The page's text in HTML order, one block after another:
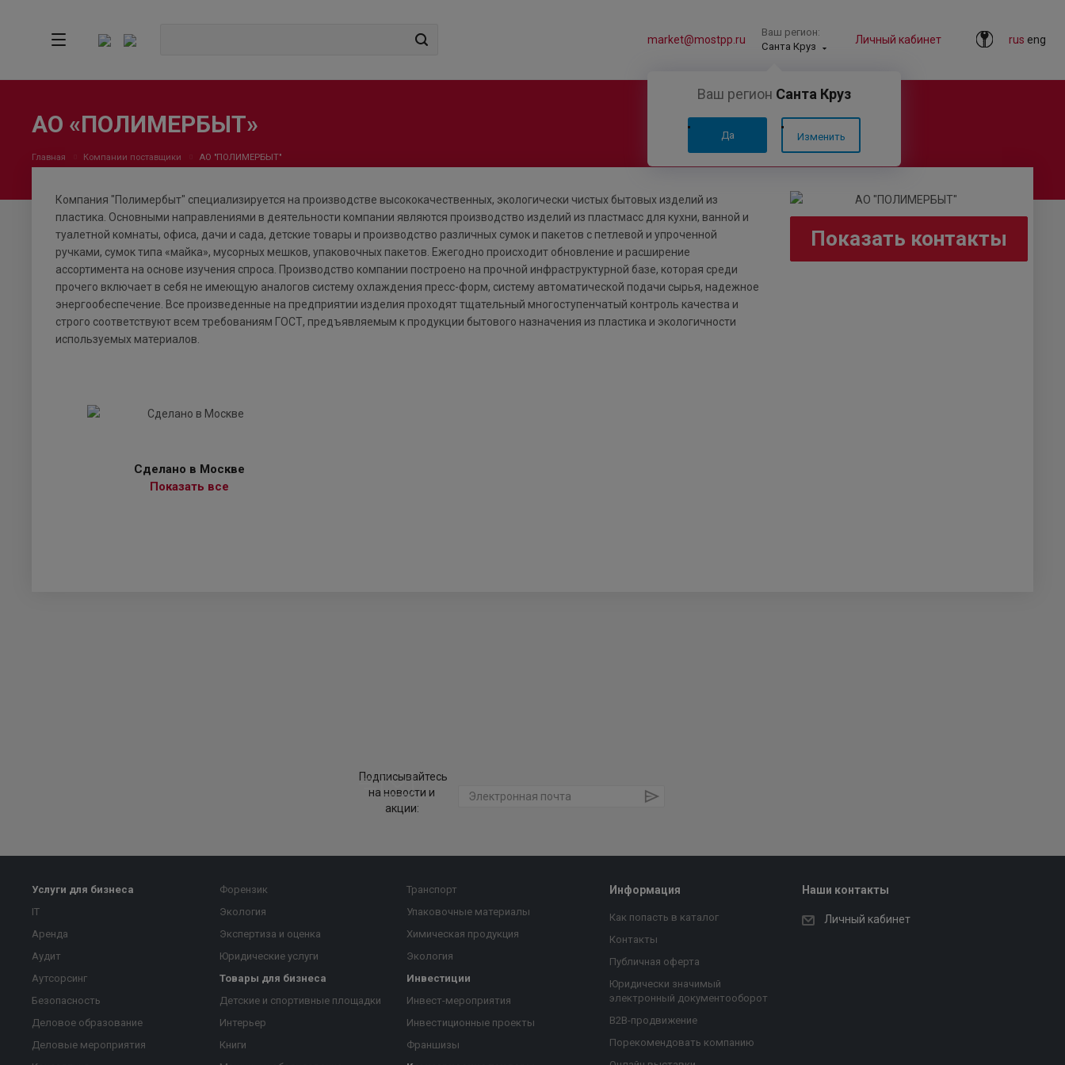
rus eng
Личный кабинет
Ваш регион:
Санта Круз
Ваш регион Санта Круз
Да Изменить
market@mostpp.ru
АО «ПОЛИМЕРБЫТ»
Главная Компании поставщики АО "ПОЛИМЕРБЫТ"
Показать контакты
Компания "Полимербыт" специализируется на производстве высококачественных, экологически чистых бытовых изделий из
пластика. Основными направлениями в деятельности компании являются производство изделий из пластмасс для кухни, ванной и
туалетной комнаты, офиса, дачи и сада, детские товары и производство различных сумок и пакетов с петлевой и упроченной
ручками, сумок типа «майка», мусорных мешков, упаковочных пакетов. Ежегодно происходит обновление и расширение
ассортимента на основе изучения спроса. Производство компании построено на прочной инфраструктурной базе, которая среди
прочего включает в себя не имеющую аналогов систему охлаждения пресс-форм, систему автоматической подачи сырья, надежное
энергообеспечение. Все произведенные на предприятии изделия проходят тщательный многоступенчатый контроль качества и
строго соответствуют всем требованиям ГОСТ, предъявляемым к продукции бытового назначения из пластика и экологичности
используемых материалов.
Сделано в Москве
Показать все
Подписывайтесь
на новости и
акции:
Услуги для бизнеса
IT
Аренда
Аудит
Аутсорсинг
Безопасность
Деловое образование
Деловые мероприятия
Форензик
Экология
Экспертиза и оценка
Юридические услуги
Товары для бизнеса
Детские и спортивные площадки
Интерьер
Книги
Транспорт
Упаковочные материалы
Химическая продукция
Экология
Инвестиции
Инвест-мероприятия
Инвестиционные проекты
Франшизы
Информация
Как попасть в каталог
Контакты
Публичная оферта
Юридически значимый
электронный документооборот
B2B-продвижение
Порекомендовать компанию
Наши контакты
Личный кабинет